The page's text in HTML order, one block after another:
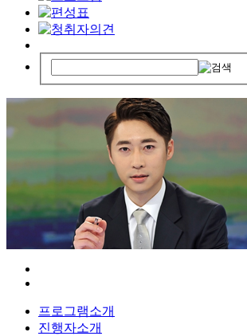
프로그램소개
진행자소개